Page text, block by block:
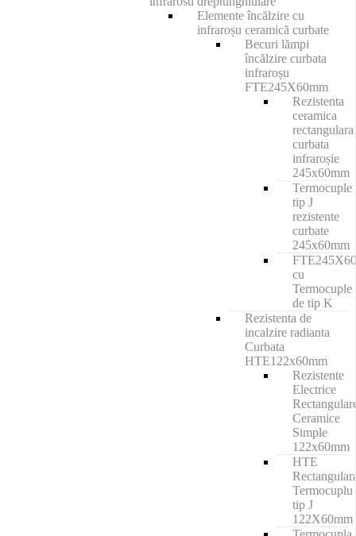
Elemente încălzire cu
infraroșu ceramică curbate
Becuri lămpi
încălzire curbata
infraroșu
FTE245X60mm
Rezistenta
ceramica
rectangulara
curbata
infraroșie
245x60mm
Termocuple
tip J
rezistente
curbate
245x60mm
cu
Termocuple
de tip K
Rezistenta de
incalzire radianta
Curbata
HTE122x60mm
Rezistente
Electrice
Ceramice
Simple
122x60mm
HTE
Termocuplu
tip J
122X60mm